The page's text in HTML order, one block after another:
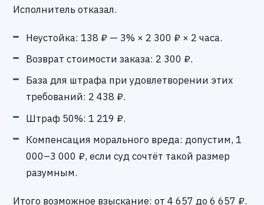
Исполнитель отказал.
Неустойка: 138 ₽ — 3% × 2 300 ₽ × 2 часа.
Возврат стоимости заказа: 2 300 ₽.
База для штрафа при удовлетворении этих
требований: 2 438 ₽.
Штраф 50%: 1 219 ₽.
Компенсация морального вреда: допустим, 1
000–3 000 ₽, если суд сочтёт такой размер
разумным.
Итого возможное взыскание: от 4 657 до 6 657 ₽.